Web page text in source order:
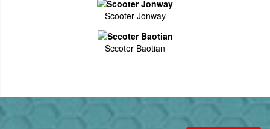
Scooter Jonway
Sccoter Baotian